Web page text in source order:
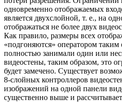
одновременно отображаемых
является двухслойной, т. е., на
отображаться не более двух
Как правило, размеры всех
«подгоняются» оператором
полностью занимали один или
видеостены, таким образом, это
будет замечено. Существует
8-слойных контроллеров
изображений на одной панели
существенно выше и